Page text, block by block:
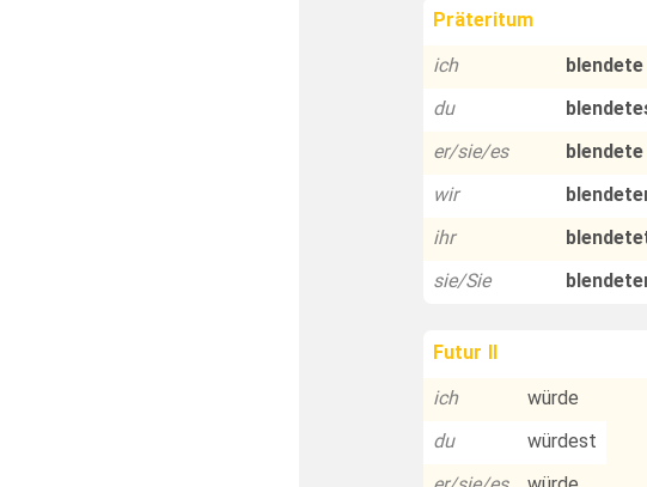
Präteritum
ich
du
er/sie/es
wir
ihr
sie/Sie
Futur II
ich
würde
du
würdest